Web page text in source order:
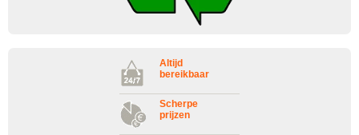
Altijd
bereikbaar
Scherpe
prijzen